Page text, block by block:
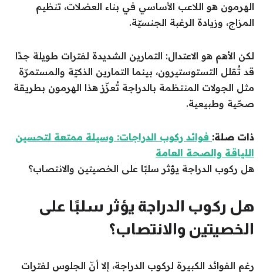
الهرمون هو اللاعب الأساسي في بناء العضلات، تنظيم
المزاج، وزيادة الرغبة الجنسيّة.
لكن الأهم هو الاعتدال: التمارين الشديدة لفترات طويلة جدًا
قد تُقلل التستوستيرون، بينما التمارين الذكيّة والمستمرّة
مثل الجولات المنتظمة بالدراجة تُعزّز هذا الهرمون بطريقة
صحّية وطبيعية.
ذات صلة: فوائد ركوب الدراجات: وسيلة ممتعة لتحسين
اللياقة والصحة العامة
هل ركوب الدراجة يؤثر سلبًا على الخصيتين والانتصاب؟
هل ركوب الدراجة يؤثر سلبًا على
الخصيتين والانتصاب؟
رغم الفوائد الكبيرة لركوب الدراجة، إلا أنّ الجلوس لفترات